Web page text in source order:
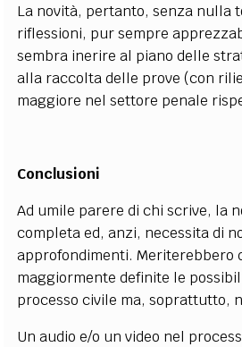
La novità, pertanto, senza nulla
riflessioni, pur sempre
sembra inerire al piano delle
alla raccolta delle prove (con
maggiore nel settore penale
Conclusioni
Ad umile parere di chi scrive, la
completa ed, anzi, necessita di
approfondimenti. Meriterebbero
maggiormente definite le
processo civile ma, soprattutto,
Un audio e/o un video nel